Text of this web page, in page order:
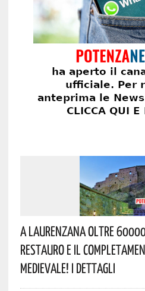
A Laurenzana Oltre
Restauro E Il
Medievale! I Dettagli